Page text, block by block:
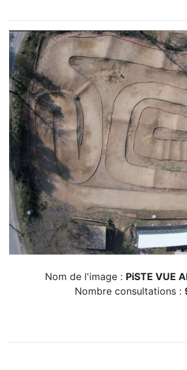
Nom de l'image : PiSTE VUE
Nombre consultations :